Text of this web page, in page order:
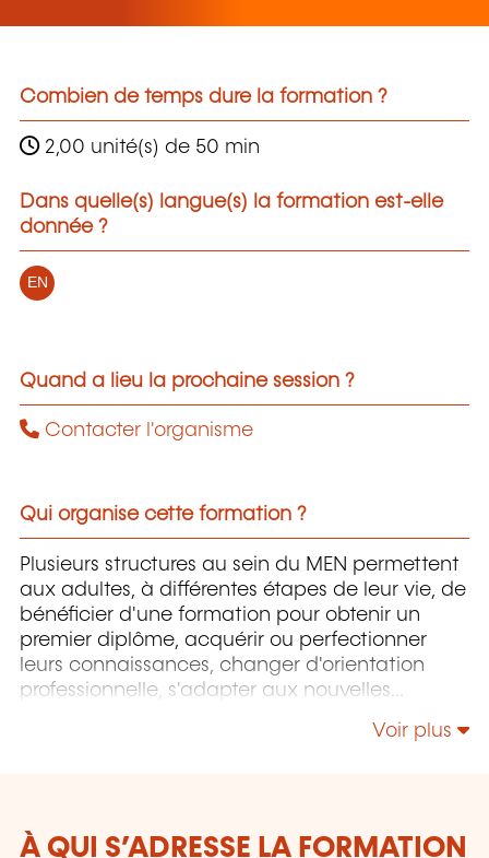
Combien de temps dure la formation ?
2,00 unité(s) de 50 min
Dans quelle(s) langue(s) la formation est-elle
donnée ?
EN
Quand a lieu la prochaine session ?
Contacter l'organisme
Qui organise cette formation ?
Plusieurs structures au sein du MEN permettent
aux adultes, à différentes étapes de leur vie, de
bénéficier d'une formation pour obtenir un
premier diplôme, acquérir ou perfectionner
leurs connaissances, changer d'orientation
professionnelle, s'adapter aux nouvelles
Voir plus
À QUI S’ADRESSE LA FORMATION